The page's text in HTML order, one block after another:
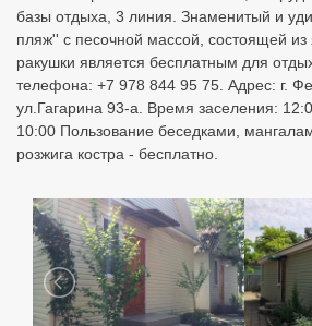
базы отдыха, 3 линия. Знаменитый и
пляж'' с песочной массой, состоящей из
ракушки является бесплатным для
телефона: +7 978 844 95 75. Адрес: г.
ул.Гагарина 93-а. Время заселения:
10:00 Пользование беседками,
розжига костра - бесплатно.